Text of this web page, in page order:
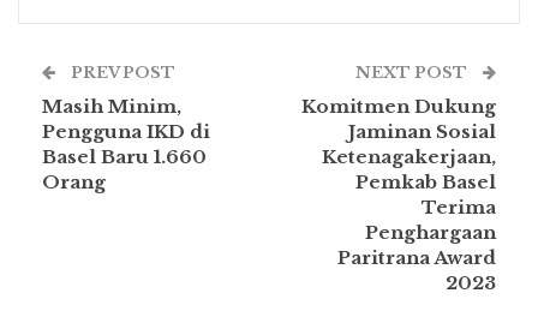
PREV POST
Masih Minim,
Pengguna IKD di
Basel Baru 1.660
Orang
NEXT POST
Komitmen Dukung
Jaminan Sosial
Ketenagakerjaan,
Pemkab Basel
Terima
Penghargaan
Paritrana Award
2023